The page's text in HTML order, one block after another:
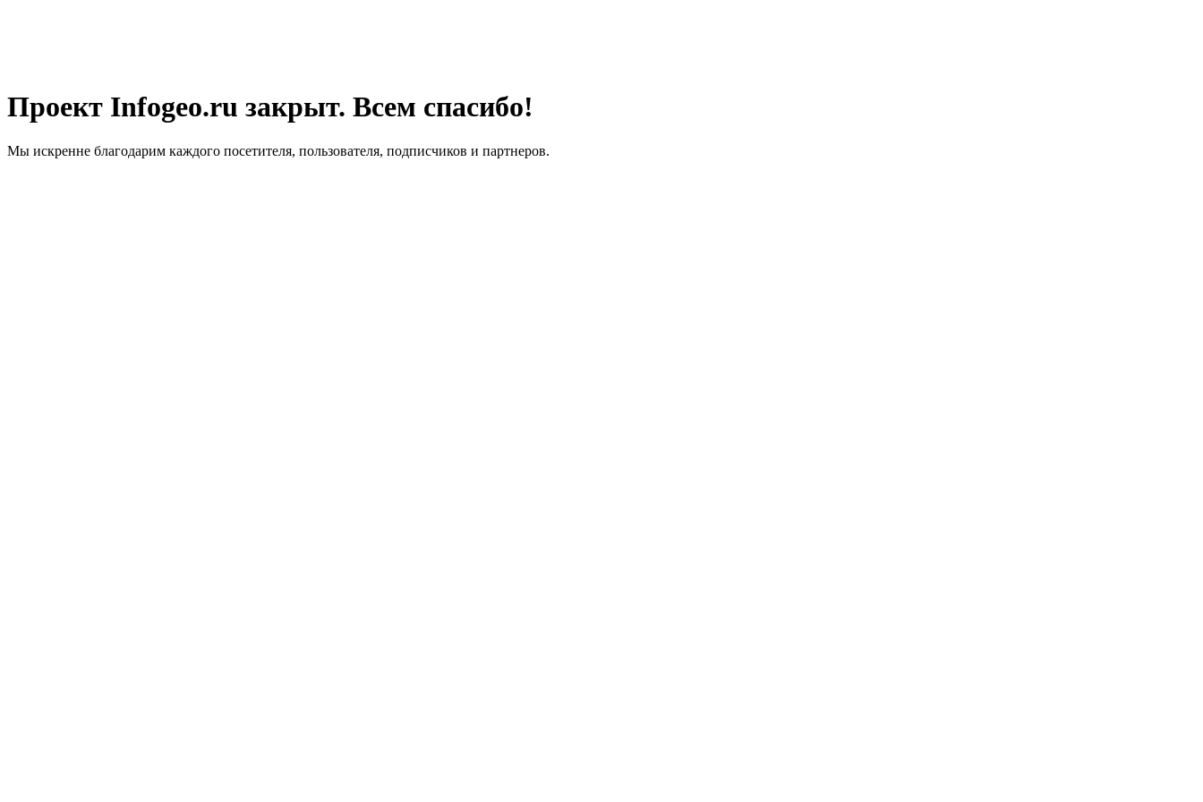
Проект Infogeo.ru закрыт. Всем спасибо!
Мы искренне благодарим каждого посетителя, пользователя, подписчиков и партнеров.